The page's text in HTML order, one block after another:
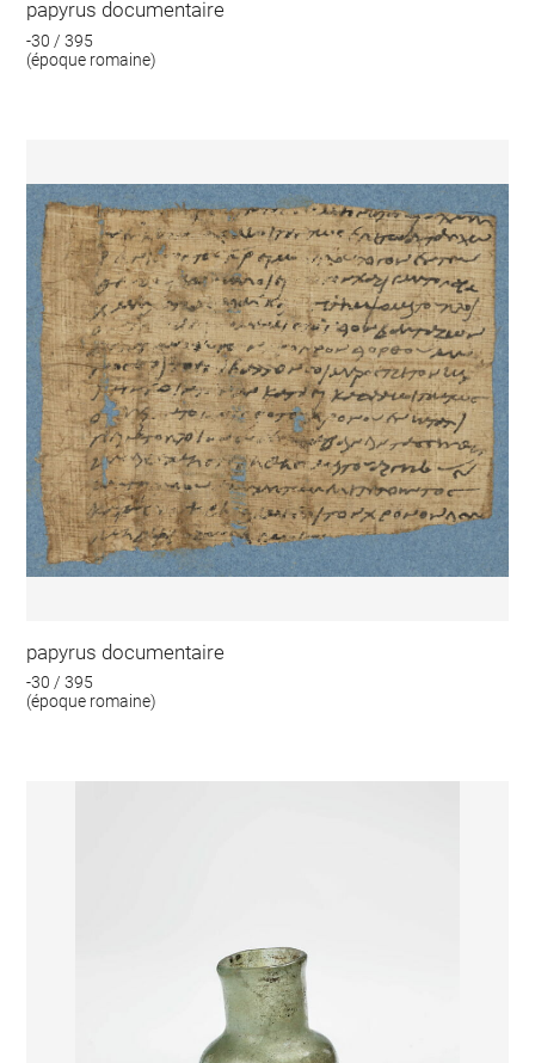
papyrus documentaire
-30 / 395
(époque romaine)
papyrus documentaire
-30 / 395
(époque romaine)